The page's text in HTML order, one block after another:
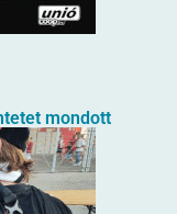
mondott